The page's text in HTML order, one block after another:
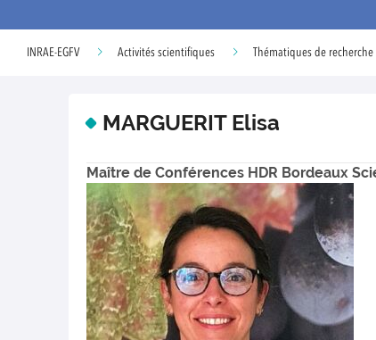
INRAE-EGFV Activités scientifiques Thématiques de recherche
MARGUERIT Elisa
Maître de Conférences HDR Bordeaux